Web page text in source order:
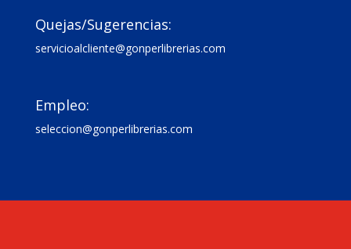
Quejas/Sugerencias:
servicioalcliente@gonperlibrerias.com
Empleo:
seleccion@gonperlibrerias.com